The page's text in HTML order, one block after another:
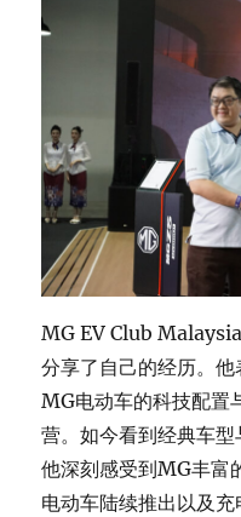
MG EV Club
分享了自己的经历。
MG电动车的科技配置
营。如今看到经典车
他深刻感受到MG丰富
电动车陆续推出以及